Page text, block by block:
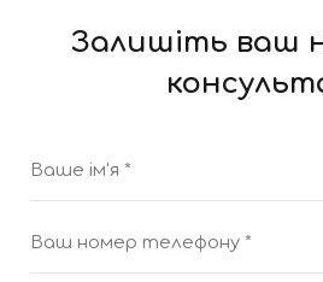
Залишіть ваш